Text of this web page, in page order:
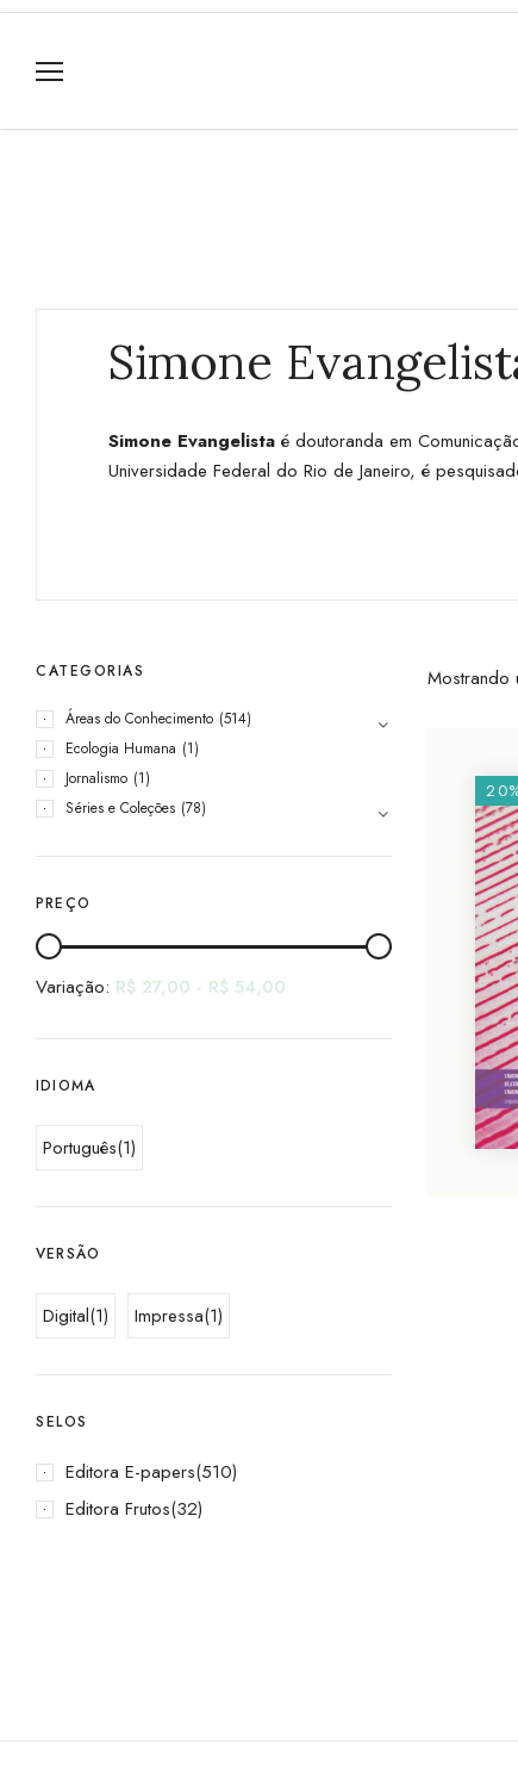
Simone
Simone Evangelista é doutoranda em
Universidade Federal do Rio de Janeiro, é
CATEGORIAS
Áreas do Conhecimento (514)
Ecologia Humana (1)
Jornalismo (1)
Séries e Coleções (78)
PREÇO
Variação: R$ 27,00 - R$ 54,00
IDIOMA
Português(1)
VERSÃO
Digital(1) Impressa(1)
SELOS
Editora E-papers(510)
Editora Frutos(32)
Mostrando